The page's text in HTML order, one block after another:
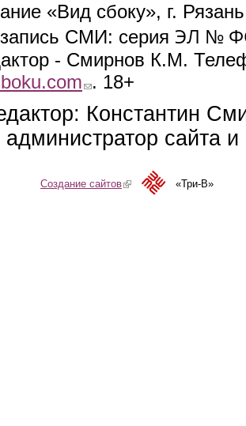
«Вид сбоку», г.
СМИ: серия ЭЛ №
- Смирнов К.М.
(link sends e-mail)
. 18+
Константин
сайта
Создание сайтов(link is external)«Три-В»